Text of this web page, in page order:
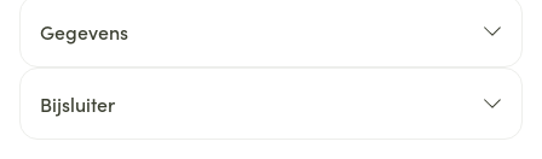
Gegevens
Bijsluiter